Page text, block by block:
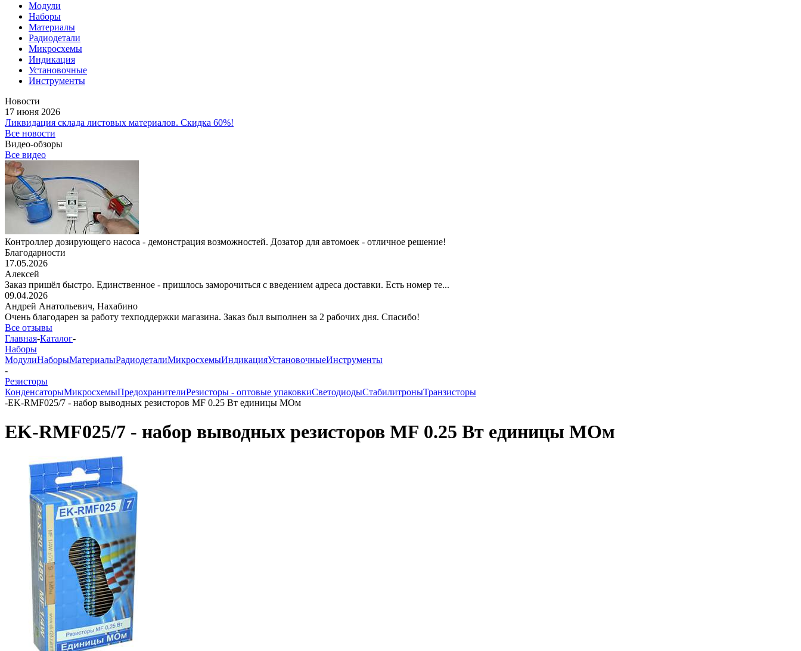
Модули
Наборы
Материалы
Радиодетали
Микросхемы
Индикация
Установочные
Инструменты
Новости
17 июня 2026
Ликвидация склада листовых материалов. Скидка 60%!
Все новости
Видео-обзоры
Все видео
Контроллер дозирующего насоса - демонстрация возможностей. Дозатор для автомоек - отличное решение!
Благодарности
17.05.2026
Алексей
Заказ пришёл быстро. Единственное - пришлось заморочиться с введением адреса доставки. Есть номер те...
09.04.2026
Андрей Анатольевич, Нахабино
Очень благодарен за работу техподдержки магазина. Заказ был выполнен за 2 рабочих дня. Спасибо!
Все отзывы
Главная-Каталог-
Наборы
МодулиНаборыМатериалыРадиодеталиМикросхемыИндикацияУстановочныеИнструменты
-
Резисторы
КонденсаторыМикросхемыПредохранителиРезисторы - оптовые упаковкиСветодиодыСтабилитроныТранзисторы
-EK-RMF025/7 - набор выводных резисторов MF 0.25 Вт единицы МОм
EK-RMF025/7 - набор выводных резисторов MF 0.25 Вт единицы МОм